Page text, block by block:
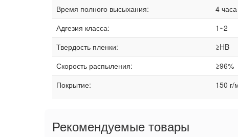
Время полного высыхания:
4 часа
Адгезия класса:
1~2
Твердость пленки:
≥HB
Скорость распыления:
≥96%
Покрытие:
150 г/
Рекомендуемые товары